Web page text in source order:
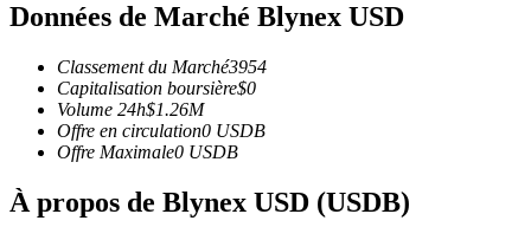
TradFi
premières
Données de Marché Blynex USD
Classement du Marché3954
Capitalisation boursière$0
Volume 24h$1.26M
Offre en circulation0 USDB
Offre Maximale0 USDB
À propos de Blynex USD (USDB)